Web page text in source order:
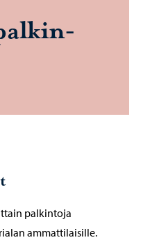
palkintoja
ammattilaisille.